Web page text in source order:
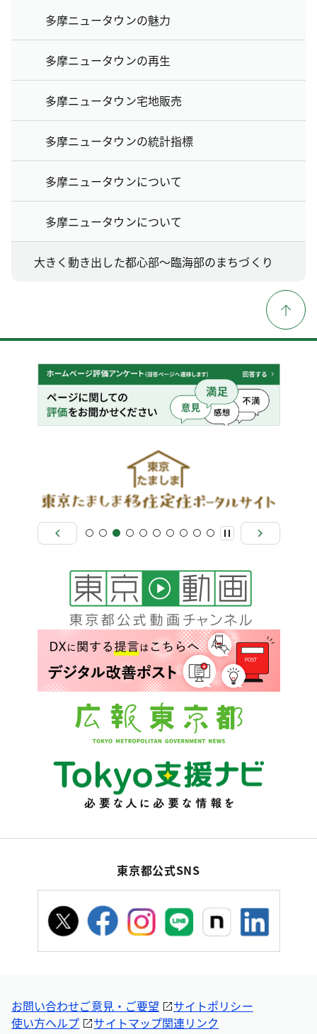
多摩ニュータウンの魅力
多摩ニュータウンの再生
多摩ニュータウン宅地販売
多摩ニュータウンの統計指標
多摩ニュータウンについて
多摩ニュータウンについて
大きく動き出した都心部〜臨海部のまちづくり
東京都公式SNS
お問い合わせご意見・ご要望
サイトポリシー
使い方ヘルプ
サイトマップ関連リンク